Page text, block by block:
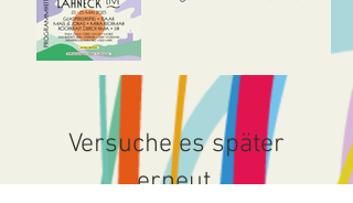
Versuche es später
erneut.